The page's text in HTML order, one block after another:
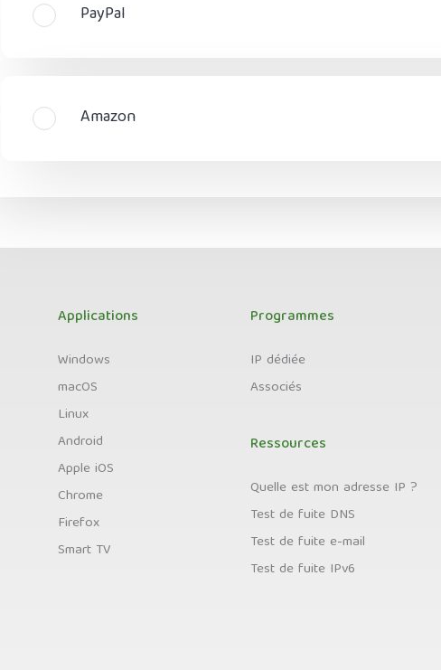
PayPal
Amazon
Applications
Windows
macOS
Linux
Android
Apple iOS
Chrome
Firefox
Smart TV
Programmes
IP dédiée
Associés
Ressources
Quelle est mon adresse IP ?
Test de fuite DNS
Test de fuite e-mail
Test de fuite IPv6